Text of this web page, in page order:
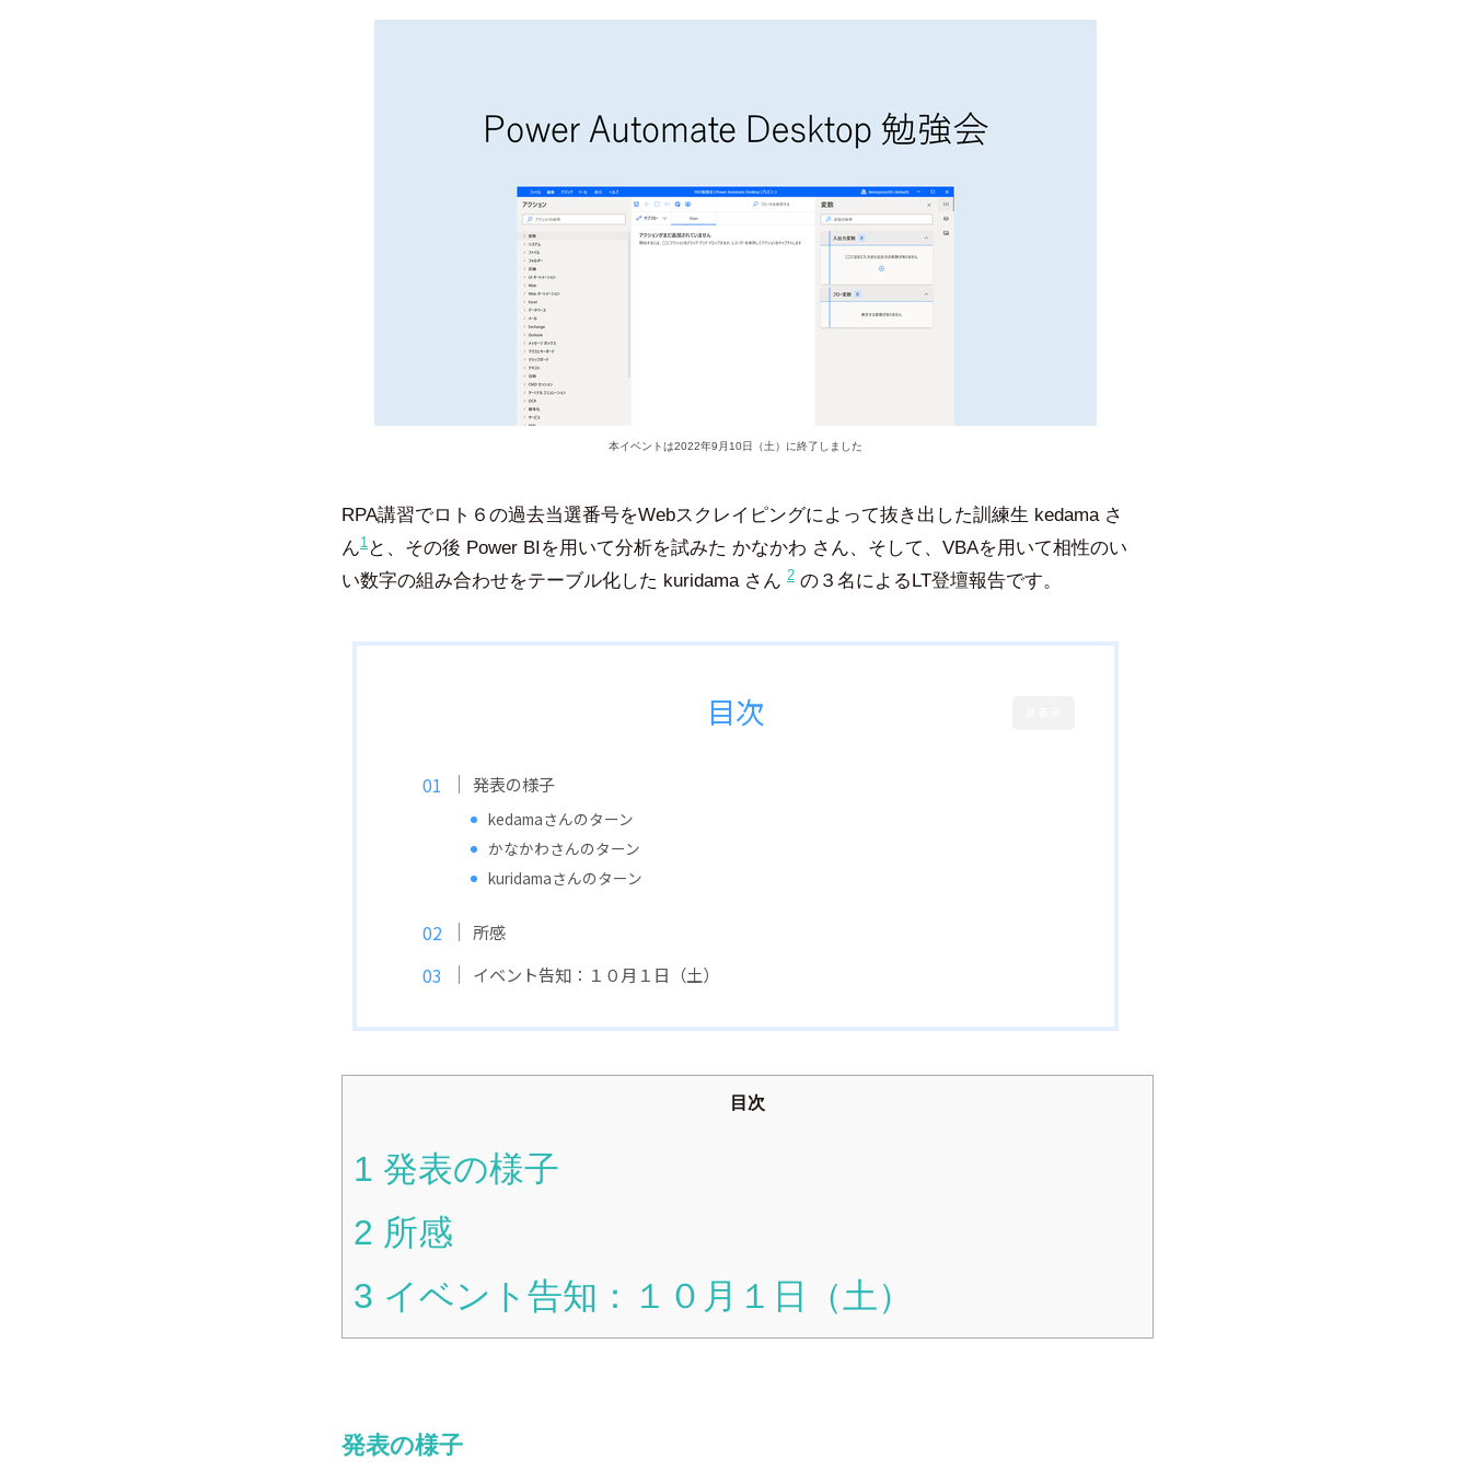
本イベントは2022年9月10日（土）に終了しました
RPA講習でロト６の過去当選番号をWebスクレイピングによって抜き出した訓練生 kedama さ
ん1 と、その後 Power BIを用いて分析を試みた かなかわ さん、そして、VBAを用いて相性のい
い数字の組み合わせをテーブル化した kuridama さん 2 の３名によるLT登壇報告です。
目次
発表の様子
kedamaさんのターン
かなかわさんのターン
kuridamaさんのターン
所感
イベント告知：１０月１日（土）
目次
1 発表の様子
2 所感
3 イベント告知：１０月１日（土）
発表の様子